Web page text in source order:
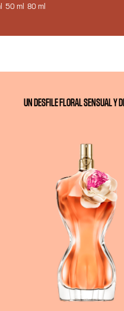
50 ml 80 ml
UN DESFILE FLORAL SENSUAL Y